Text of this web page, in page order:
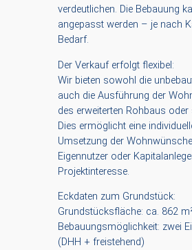
verdeutlichen. Die Bebauung
angepasst werden – je nach
Bedarf.
Der Verkauf erfolgt flexibel:
Wir bieten sowohl die
auch die Ausführung der
des erweiterten Rohbaus
Dies ermöglicht eine
Umsetzung der
Eigennutzer oder
Projektinteresse.
Eckdaten zum Grundstück:
Grundstücksfläche: ca. 862
Bebauungsmöglichkeit: zwei
(DHH + freistehend)